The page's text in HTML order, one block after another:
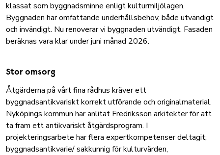
klassat som byggnadsminne enligt kulturmiljölagen.
Byggnaden har omfattande underhållsbehov, både utvändigt
och invändigt. Nu renoverar vi byggnaden utvändigt. Fasaden
beräknas vara klar under juni månad 2026.
Stor omsorg
Åtgärderna på vårt fina rådhus kräver ett
byggnadsantikvariskt korrekt utförande och originalmaterial.
Nyköpings kommun har anlitat Fredriksson arkitekter för att
ta fram ett antikvariskt åtgärdsprogram. I
projekteringsarbete har flera expertkompetenser deltagit;
byggnadsantikvarie/ sakkunnig för kulturvärden,